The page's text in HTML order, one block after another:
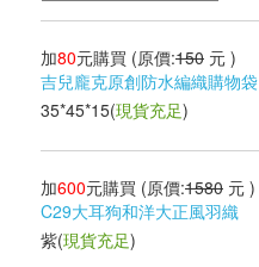
加80元購買 (原價:150 元 )
吉兒龐克原創防水編織購物袋
35*45*15(現貨充足)
加600元購買 (原價:1580 元 )
C29大耳狗和洋大正風羽織
紫(現貨充足)